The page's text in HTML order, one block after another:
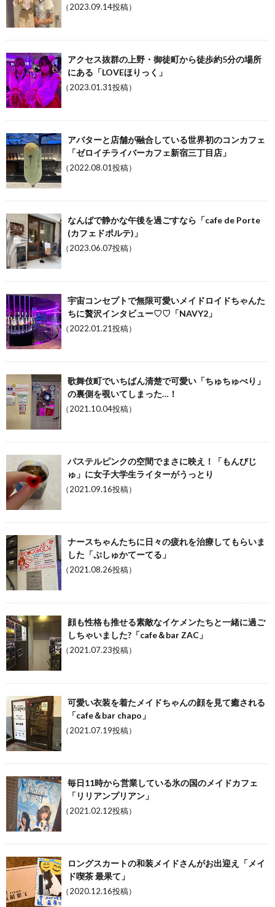
（2023.09.14投稿）
アクセス抜群の上野・御徒町から徒歩約5分の場所
にある「LOVEほりっく」
（2023.01.31投稿）
アバターと店舗が融合している世界初のコンカフェ
「ゼロイチライバーカフェ新宿三丁目店」
（2022.08.01投稿）
なんばで静かな午後を過ごすなら「cafe de Porte
(カフェドポルテ)」
（2023.06.07投稿）
宇宙コンセプトで無限可愛いメイドロイドちゃんた
ちに贅沢インタビュー♡♡「NAVY2」
（2022.01.21投稿）
歌舞伎町でいちばん清楚で可愛い「ちゅちゅべり」
の裏側を覗いてしまった…！
（2021.10.04投稿）
パステルピンクの空間でまさに映え！「もんびじ
ゅ」に女子大学生ライターがうっとり
（2021.09.16投稿）
ナースちゃんたちに日々の疲れを治療してもらいま
した「ぷしゅかてーてる」
（2021.08.26投稿）
顔も性格も推せる素敵なイケメンたちと一緒に過ご
しちゃいました?「cafe＆bar ZAC」
（2021.07.23投稿）
可愛い衣装を着たメイドちゃんの顔を見て癒される
「cafe＆bar chapo」
（2021.07.19投稿）
毎日11時から営業している氷の国のメイドカフェ
「リリアンプリアン」
（2021.02.12投稿）
ロングスカートの和装メイドさんがお出迎え「メイ
ド喫茶 最果て」
（2020.12.16投稿）